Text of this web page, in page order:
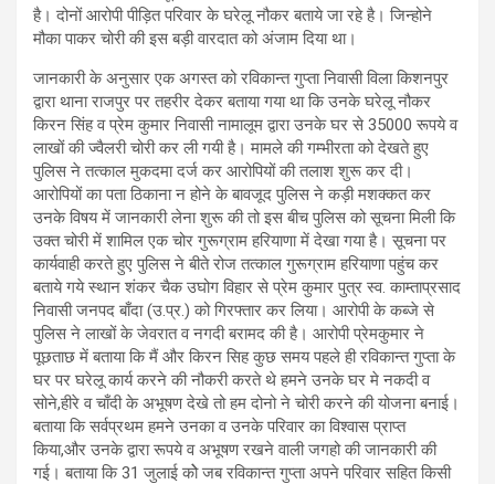
है। दोनों आरोपी पीड़ित परिवार के घरेलू नौकर बताये जा रहे है। जिन्होने
मौका पाकर चोरी की इस बड़ी वारदात को अंजाम दिया था।
जानकारी के अनुसार एक अगस्त को रविकान्त गुप्ता निवासी विला किशनपुर
द्वारा थाना राजपुर पर तहरीर देकर बताया गया था कि उनके घरेलू नौकर
किरन सिंह व प्रेम कुमार निवासी नामालूम द्वारा उनके घर से 35000 रूपये व
लाखों की ज्वैलरी चोरी कर ली गयी है। मामले की गम्भीरता को देखते हुए
पुलिस ने तत्काल मुकदमा दर्ज कर आरोपियों की तलाश शुरू कर दी।
आरोपियों का पता ठिकाना न होने के बावजूद पुलिस ने कड़ी मशक्कत कर
उनके विषय में जानकारी लेना शुरू की तो इस बीच पुलिस को सूचना मिली कि
उक्त चोरी में शामिल एक चोर गुरूग्राम हरियाणा में देखा गया है। सूचना पर
कार्यवाही करते हुए पुलिस ने बीते रोज तत्काल गुरूग्राम हरियाणा पहुंच कर
बताये गये स्थान शंकर चैक उघोग विहार से प्रेम कुमार पुत्र स्व. काम्ताप्रसाद
निवासी जनपद बाँदा (उ.प्र.) को गिरफ्तार कर लिया। आरोपी के कब्जे से
पुलिस ने लाखों के जेवरात व नगदी बरामद की है। आरोपी प्रेमकुमार ने
पूछताछ में बताया कि मैं और किरन सिह कुछ समय पहले ही रविकान्त गुप्ता के
घर पर घरेलू कार्य करने की नौकरी करते थे हमने उनके घर मे नकदी व
सोने,हीरे व चाँदी के अभूषण देखे तो हम दोनो ने चोरी करने की योजना बनाई।
बताया कि सर्वप्रथम हमने उनका व उनके परिवार का विश्वास प्राप्त
किया,और उनके द्वारा रूपये व अभूषण रखने वाली जगहो की जानकारी की
गई। बताया कि 31 जुलाई कोे जब रविकान्त गुप्ता अपने परिवार सहित किसी